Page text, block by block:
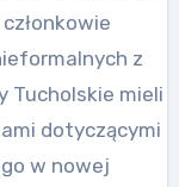
z
Tucholskie mieli
dotyczącymi
w nowej